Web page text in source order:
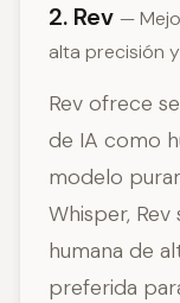
2. Rev —
alta precisión
Rev ofrece
de IA como
modelo
Whisper,
humana de
preferida